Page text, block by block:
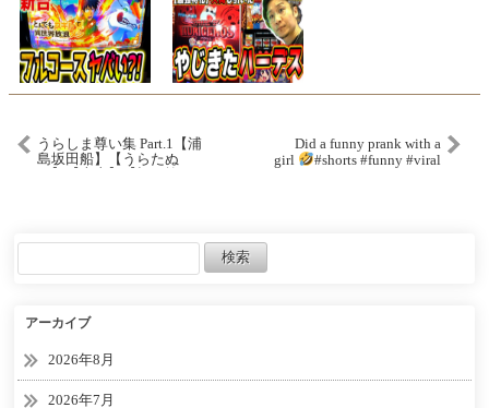
うらしま尊い集 Part.1【浦
島坂田船】【うらたぬ
Did a funny prank with a
girl
#shorts #funny #viral
アーカイブ
2026年8月
2026年7月